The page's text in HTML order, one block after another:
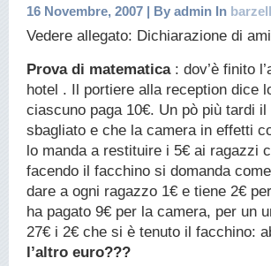
16 Novembre, 2007 | By admin In
Vedere allegato: Dichiarazione di
Prova di matematica: dov’è finito
hotel . Il portiere alla reception dice
ciascuno paga 10€. Un pò più tardi
sbagliato e che la camera in effetti
lo manda a restituire i 5€ ai ragazzi
facendo il facchino si domanda
dare a ogni ragazzo 1€ e tiene 2€
ha pagato 9€ per la camera, per un
27€ i 2€ che si è tenuto il facchino:
l’altro euro???